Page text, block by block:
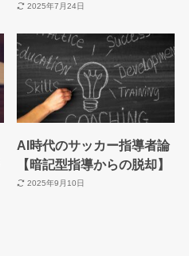
2025年7月24日
AI時代のサッカー指導者論
【暗記型指導からの脱却】
2025年9月10日